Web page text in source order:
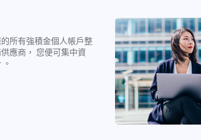
所有強積金個人帳戶整
應商， 您便可集中資